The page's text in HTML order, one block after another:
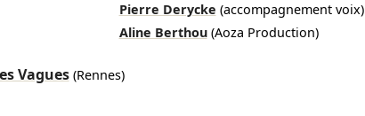
Pierre Derycke (accompagnement voix)
Aline Berthou (Aoza Production)
Vagues(Rennes)